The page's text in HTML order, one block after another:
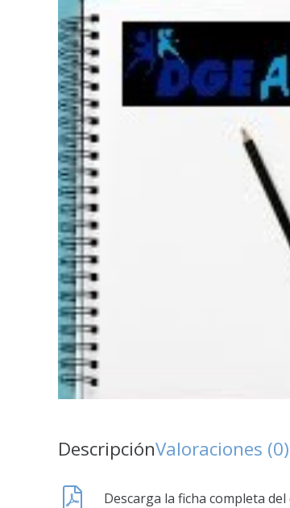
DescripciónValoraciones (0)
Descarga la ficha completa del